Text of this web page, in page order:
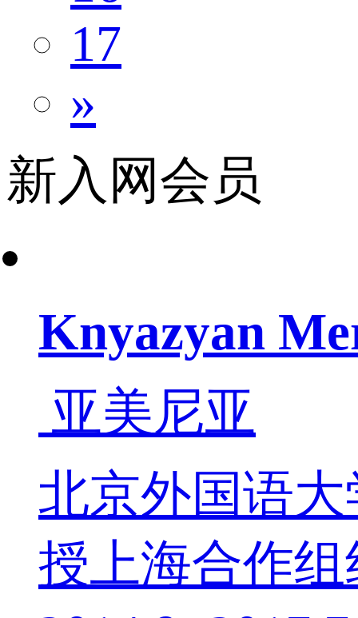
17
»
新入网会员
Knyazyan
亚美尼亚
北京外国语
授上海合作组